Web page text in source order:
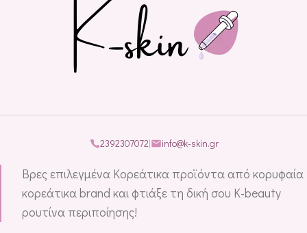
2392307072| info@k-skin.gr
Βρες επιλεγμένα Κορεάτικα προϊόντα από κορυφαία
κορεάτικα brand και φτιάξε τη δική σου K-beauty
ρουτίνα περιποίησης!